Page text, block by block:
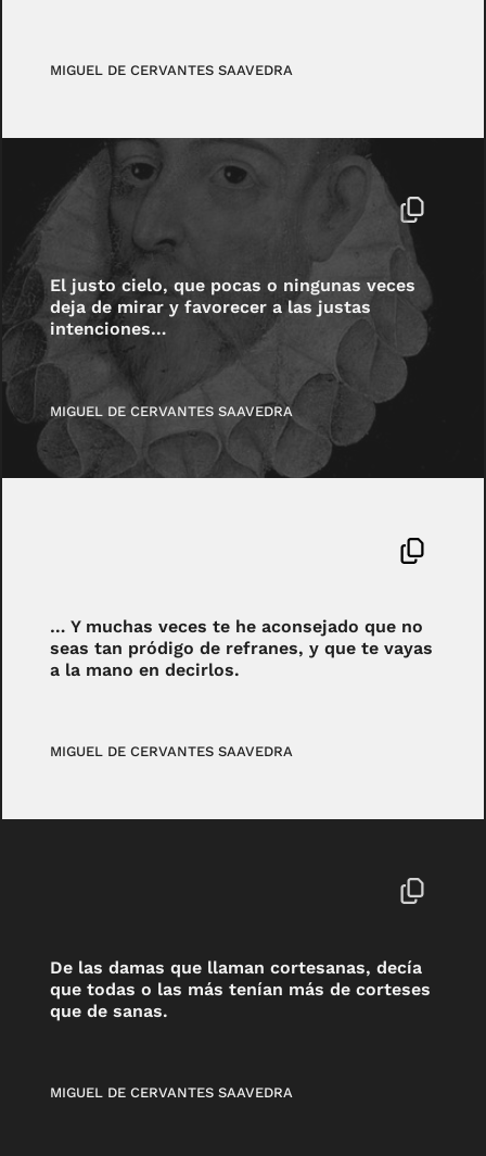
MIGUEL DE CERVANTES SAAVEDRA
El justo cielo, que pocas o ningunas veces
deja de mirar y favorecer a las justas
intenciones…
MIGUEL DE CERVANTES SAAVEDRA
… Y muchas veces te he aconsejado que no
seas tan pródigo de refranes, y que te vayas
a la mano en decirlos.
MIGUEL DE CERVANTES SAAVEDRA
De las damas que llaman cortesanas, decía
que todas o las más tenían más de corteses
que de sanas.
MIGUEL DE CERVANTES SAAVEDRA